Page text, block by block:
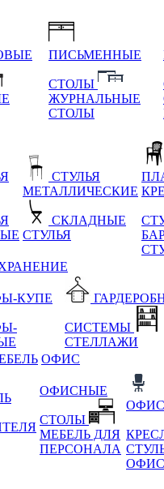
ПИСЬМЕННЫЕ
СТОЛЫ
ЖУРНАЛЬНЫЕ
СТОЛЫ
СТУЛЬЯ
МЕТАЛЛИЧЕСКИЕ
СКЛАДНЫЕ
СТУЛЬЯ
КУПЕ
СИСТЕМЫ
СТЕЛЛАЖИ
ОФИС
ОФИСНЫЕ
СТОЛЫ
МЕБЕЛЬ ДЛЯ
ПЕРСОНАЛА